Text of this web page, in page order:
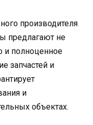
производителя
предлагают не
и полноценное
запчастей и
и
объектах.